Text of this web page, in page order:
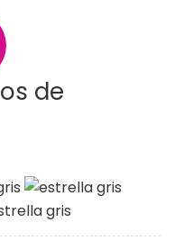
de